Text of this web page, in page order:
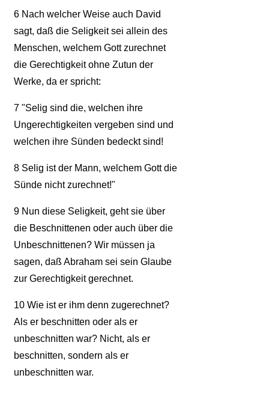
6Nach welcher Weise auch David
sagt, daß die Seligkeit sei allein des
Menschen, welchem Gott zurechnet
die Gerechtigkeit ohne Zutun der
Werke, da er spricht:
7"Selig sind die, welchen ihre
Ungerechtigkeiten vergeben sind und
welchen ihre Sünden bedeckt sind!
8Selig ist der Mann, welchem Gott die
Sünde nicht zurechnet!"
9Nun diese Seligkeit, geht sie über
die Beschnittenen oder auch über die
Unbeschnittenen? Wir müssen ja
sagen, daß Abraham sei sein Glaube
zur Gerechtigkeit gerechnet.
10Wie ist er ihm denn zugerechnet?
Als er beschnitten oder als er
unbeschnitten war? Nicht, als er
beschnitten, sondern als er
unbeschnitten war.